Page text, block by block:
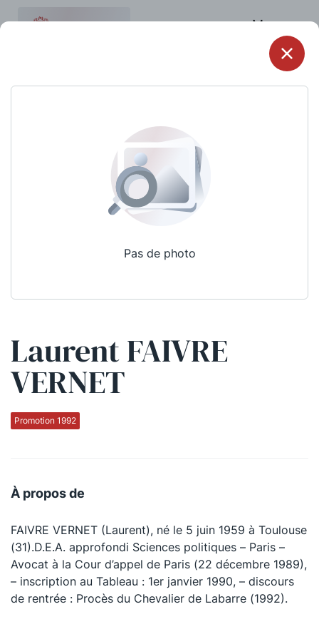
Menu
Pas de photo
Laurent FAIVRE
VERNET
Promotion 1992
À propos de
FAIVRE VERNET (Laurent), né le 5 juin 1959 à Toulouse
(31).D.E.A. approfondi Sciences politiques – Paris –
Avocat à la Cour d’appel de Paris (22 décembre 1989),
– inscription au Tableau : 1er janvier 1990, – discours
de rentrée : Procès du Chevalier de Labarre (1992).
Qui sommes-nous ?
La Conférence
La défense pénale
Le Concours de la Conférence
La Conférence Berryer
La Petite Conférence